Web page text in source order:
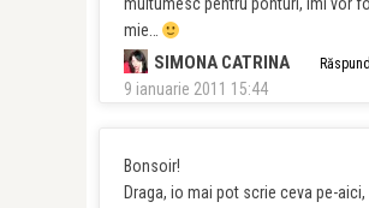
mie…
SIMONA CATRINA
9 ianuarie 2011 15:44
Bonsoir!
Draga, io mai pot scrie ceva pe-aici,